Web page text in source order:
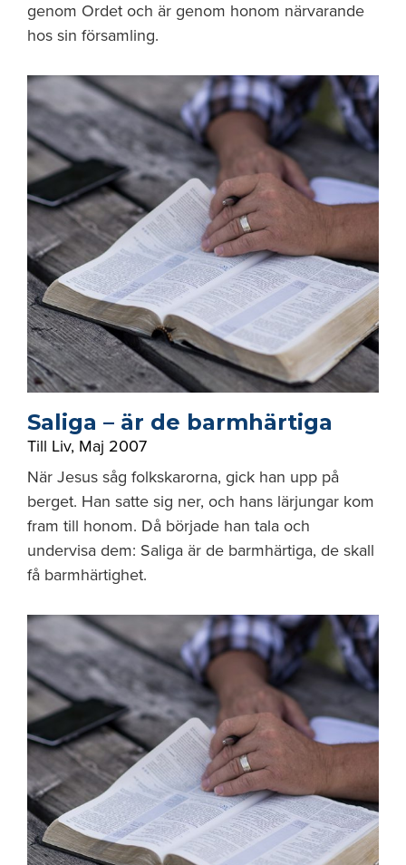
genom Ordet och är genom honom närvarande
hos sin församling.
Saliga – är de barmhärtiga
Till Liv, Maj 2007
När Jesus såg folkskarorna, gick han upp på
berget. Han satte sig ner, och hans lärjungar kom
fram till honom. Då började han tala och
undervisa dem: Saliga är de barmhärtiga, de skall
få barmhärtighet.